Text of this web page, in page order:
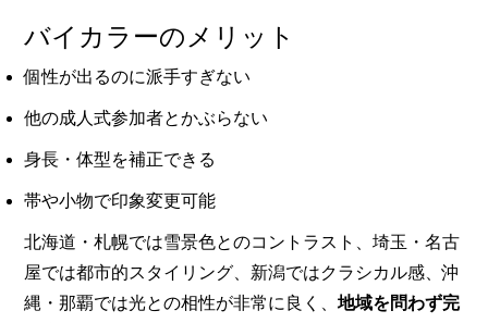
バイカラーのメリット
個性が出るのに派手すぎない
他の成人式参加者とかぶらない
身長・体型を補正できる
帯や小物で印象変更可能
北海道・札幌では雪景色とのコントラスト、埼玉・名古
屋では都市的スタイリング、新潟ではクラシカル感、沖
縄・那覇では光との相性が非常に良く、地域を問わず完